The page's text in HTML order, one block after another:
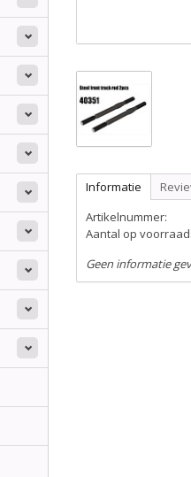
Informatie
Artikelnummer:
Aantal op voorraad:
Geen informatie